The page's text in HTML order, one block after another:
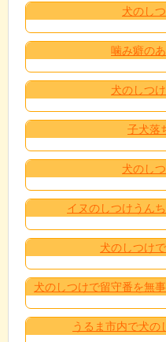
犬のし
噛み癖の
犬のしつ
子犬落
犬のし
イヌのしつけうん
犬のしつけ
犬のしつけで留守番を無
うるま市内で犬の